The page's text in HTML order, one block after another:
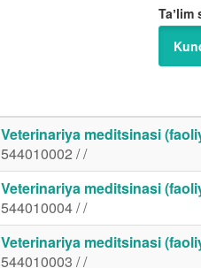
Taʼlim
Veterinariya meditsinasi
544010002 / /
Veterinariya meditsinasi
544010004 / /
Veterinariya meditsinasi
544010003 / /